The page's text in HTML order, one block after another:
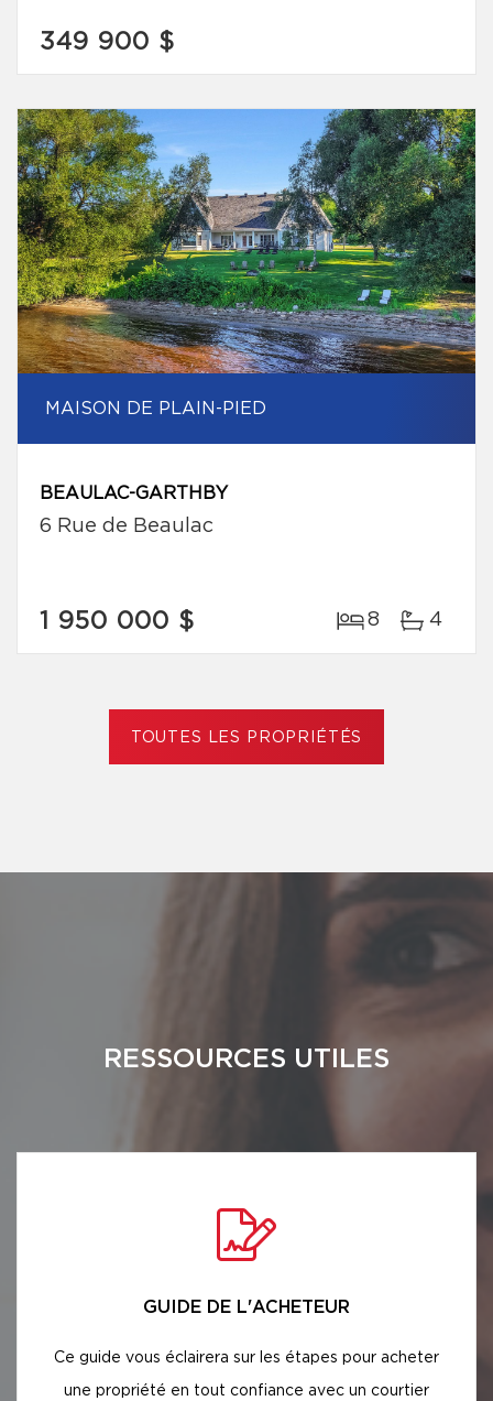
349 900 $
MAISON DE PLAIN-PIED
BEAULAC-GARTHBY
6 Rue de Beaulac
1 950 000 $ 8 4
TOUTES LES PROPRIÉTÉS
RESSOURCES UTILES
GUIDE DE L'ACHETEUR
Ce guide vous éclairera sur les étapes pour acheter
une propriété en tout confiance avec un courtier